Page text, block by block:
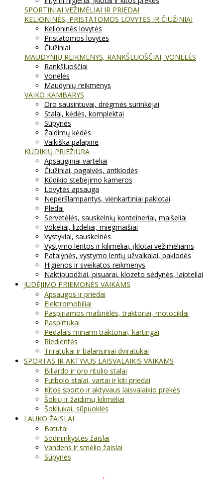
SPORTINIAI VEŽIMĖLIAI IR PRIEDAI
KELIONINĖS, PRISTATOMOS LOVYTĖS IR ČIUŽINIAI
Kelioninės lovytės
Pristatomos lovytės
Čiužiniai
MAUDYNIŲ REIKMENYS, RANKŠLUOŠČIAI, VONELĖS
Rankšluoščiai
Vonelės
Maudynių reikmenys
VAIKO KAMBARYS
Oro sausintuvai, drėgmės surinkėjai
Stalai, kėdės, komplektai
Sūpynės
Žaidimų kėdės
Vaikiška palapinė
KŪDIKIŲ PRIEŽIŪRA
Apsauginiai varteliai
Čiužiniai, pagalvės, antklodės
Kūdikio stebėjimo kameros
Lovytės apsauga
Neperšlampantys, vienkartiniai paklotai
Pledai
Servetėlės, sauskelnių konteineriai, maišeliai
Vokeliai, lizdeliai, miegmaišiai
Vystyklai, sauskelnės
Vystymo lentos ir kilimėliai, įklotai vežimėliams
Patalynės, vystymo lentų užvalkalai, paklodės
Higienos ir sveikatos reikmenys
Naktipuodžiai, pisuarai, klozeto sėdynės, laipteliai
JUDĖJIMO PRIEMONĖS VAIKAMS
Apsaugos ir priedai
Elektromobiliai
Paspiriamos mašinėlės, traktoriai, motociklai
Paspirtukai
Pedalais minami traktoriai, kartingai
Riedlentės
Triratukai ir balansiniai dviratukai
SPORTAS IR AKTYVUS LAISVALAIKIS VAIKAMS
Biliardo ir oro ritulio stalai
Futbolo stalai, vartai ir kiti priedai
Kitos sporto ir aktyvaus laisvalaikio prekės
Šokių ir žaidimų kilimėliai
Šokliukai, sūpuoklės
LAUKO ŽAISLAI
Batutai
Sodininkystės žaislai
Vandens ir smėlio žaislai
Sūpynės